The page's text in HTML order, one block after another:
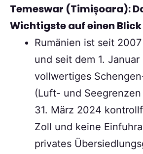
Temeswar (Timișoara):
Wichtigste auf einen Blick
Rumänien ist seit
und seit dem 1. Januar
vollwertiges
(Luft- und
31. März 2024
Zoll und keine
privates